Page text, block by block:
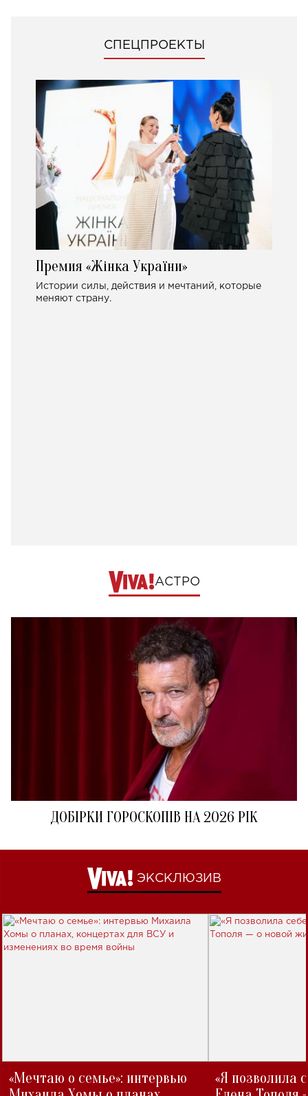
СПЕЦПРОЕКТЫ
Премия «Жінка України»
Истории силы, действия и мечтаний, которые
меняют страну.
АСТРО
ДОБІРКИ ГОРОСКОПІВ НА 2026 РІК
ЭКСКЛЮЗИВ
«Мечтаю о семье»: интервью
«Я позволила